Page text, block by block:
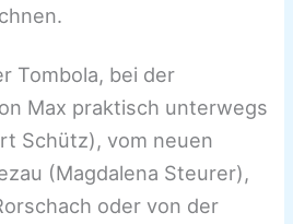
Tombola, bei der
Max praktisch unterwegs
Schütz), vom neuen
(Magdalena Steurer),
oder von der